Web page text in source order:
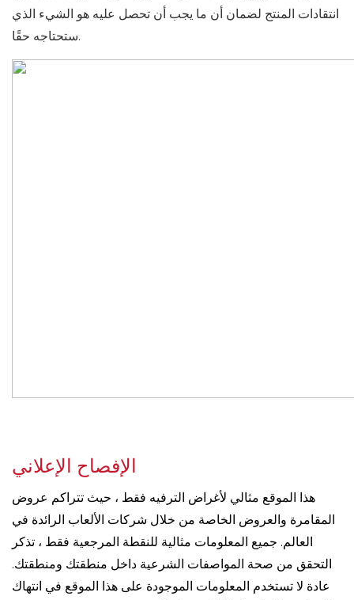
انتقادات المنتج لضمان أن ما يجب أن تحصل عليه هو الشيء الذي
ستحتاجه حقًا.
الإفصاح الإعلاني
هذا الموقع مثالي لأغراض الترفيه فقط ، حيث تتراكم عروض
المقامرة والعروض الخاصة من خلال شركات الألعاب الرائدة في
العالم. جميع المعلومات مثالية للنقطة المرجعية فقط ، تذكر
التحقق من صحة المواصفات الشرعية داخل منطقتك ومنطقتك.
عادة لا تستخدم المعلومات الموجودة على هذا الموقع في انتهاك